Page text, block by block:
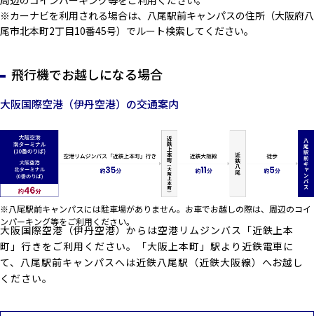
※カーナビを利用される場合は、八尾駅前キャンパスの住所（大阪府八
尾市北本町2丁目10番45号）でルート検索してください。
飛行機でお越しになる場合
大阪国際空港（伊丹空港）の交通案内
※八尾駅前キャンパスには駐車場がありません。お車でお越しの際は、周辺のコイ
ンパーキング等をご利用ください。
大阪国際空港（伊丹空港）からは空港リムジンバス「近鉄上本
町」行きをご利用ください。「大阪上本町」駅より近鉄電車に
て、八尾駅前キャンパスへは近鉄八尾駅（近鉄大阪線）へお越し
ください。